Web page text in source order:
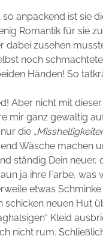
anpackend ist sie
Romantik für sie
dabei zusehen
noch
Händen! So
Aber nicht mit
mir ganz gewaltig
die „
Wäsche machen
ständig Dein
ja ihre Farbe, was
etwas
schicken neuen Hut
Kleid
nicht rum.